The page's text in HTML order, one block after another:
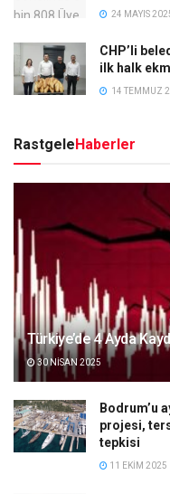
24 MAYIS
CHP’li
ilk halk
14 TEMMUZ
Rastgele Haberler
Türkiye’de 4 Ayda
30 NISAN 2025
Bodrum’u
projesi,
tepkisi
11 EKIM 2025